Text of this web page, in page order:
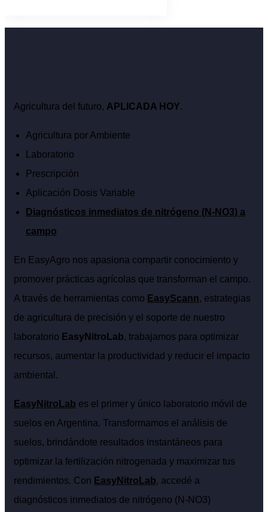
Agricultura del futuro, APLICADA HOY.
Agricultura por Ambiente
Laboratorio
Prescripción
Aplicación Dosis Variable
Diagnósticos inmediatos de nitrógeno (N-NO3) a
campo
En EasyAgro nos apasiona compartir conocimiento y
promover prácticas agrícolas que transforman el campo.
A través de herramientas como EasyScann, estrategias
de agricultura de precisión y el soporte de nuestro
laboratorio EasyNitroLab, trabajamos para optimizar
recursos, aumentar la productividad y reducir el impacto
ambiental.
EasyNitroLab es el primer y único laboratorio móvil de
suelos en Argentina. Transformamos el análisis de
suelos, brindándote resultados instantáneos para
optimizar la fertilización nitrogenada y maximizar tus
rendimientos. Con EasyNitroLab, accedé a
diagnósticos inmediatos de nitrógeno (N-NO3)